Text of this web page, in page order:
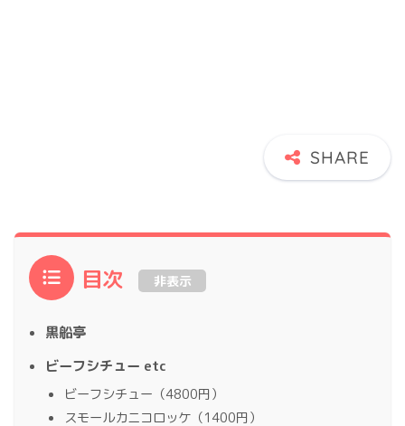
目次 非表示
黒船亭
ビーフシチュー etc
ビーフシチュー（4800円）
スモールカニコロッケ（1400円）